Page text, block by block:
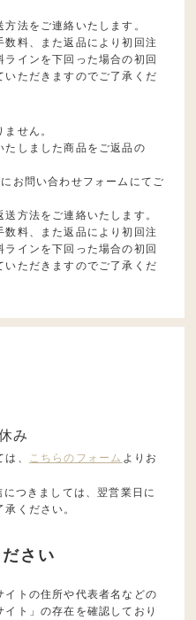
法をご連絡いたします。
料、また返品により初回注
インを下回った場合の初回
ただきますのでご了承くだ
せん。
たしました商品をご返品の
お問い合わせフォームにてご
方法をご連絡いたします。
料、また返品により初回注
インを下回った場合の初回
ただきますのでご了承くだ
み
、 こちらのフォーム よりお
つきましては、翌営業日に
ください。
さい
トの住所や代表者名などの
ト」の存在を確認しており